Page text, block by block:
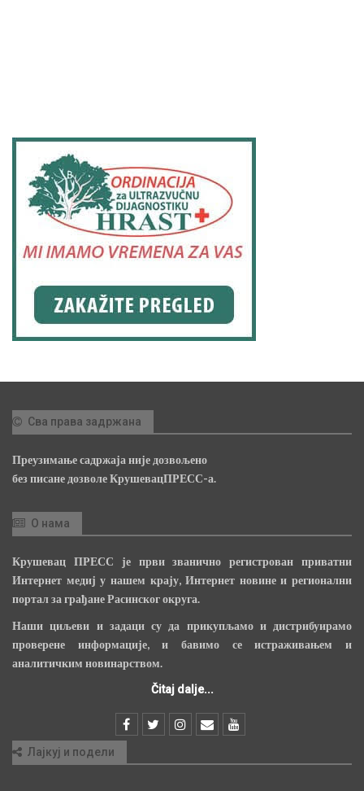
Сва права задржана
Преузимање садржаја није дозвољено
без писане дозволе КрушевацПРЕСС-а.
О нама
Крушевац ПРЕСС је први званично регистрован приватни
Интернет медиј у нашем крају, Интернет новине и регионални
портал за грађане Расинског округа.
Наши циљеви и задаци су да прикупљамо и дистрибуирамо
проверене информације, и бавимо се истраживањем и
аналитичким новинарством.
Čitaj dalje...
Лајкуј и подели